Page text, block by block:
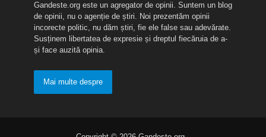
Gandeste.org este un agregator de opinii. Suntem un blog
de opinii, nu o agenție de știri. Noi prezentăm opinii
incorecte politic, nu dăm știri, fie ele false sau adevărate.
Susținem libertatea de expresie și dreptul fiecăruia de a-
și face auzită opinia.
Mai multe despre